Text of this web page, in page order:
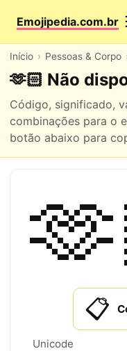
Emojipedia.com.br
Início Pessoas & Corpo
🫶🏻 Não
Código, significado,
combinações para o
botão abaixo para
📋
Unicode